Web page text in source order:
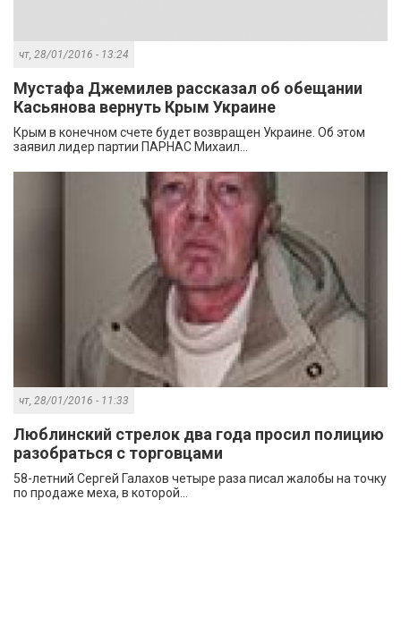
чт, 28/01/2016 - 13:24
Мустафа Джемилев рассказал об обещании
Касьянова вернуть Крым Украине
Крым в конечном счете будет возвращен Украине. Об этом
заявил лидер партии ПАРНАС Михаил...
чт, 28/01/2016 - 11:33
Люблинский стрелок два года просил полицию
разобраться с торговцами
58-летний Сергей Галахов четыре раза писал жалобы на точку
по продаже меха, в которой...